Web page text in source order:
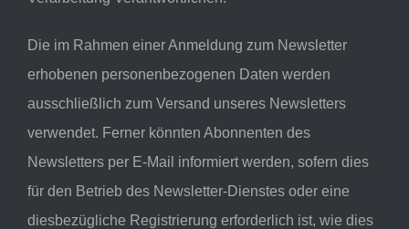
Die im Rahmen einer Anmeldung zum Newsletter
erhobenen personenbezogenen Daten werden
ausschließlich zum Versand unseres Newsletters
verwendet. Ferner könnten Abonnenten des
Newsletters per E-Mail informiert werden, sofern dies
für den Betrieb des Newsletter-Dienstes oder eine
diesbezügliche Registrierung erforderlich ist, wie dies